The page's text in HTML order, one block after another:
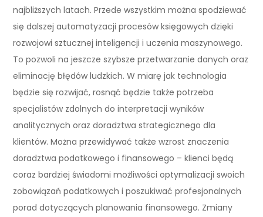
najbliższych latach. Przede wszystkim można spodziewać
się dalszej automatyzacji procesów księgowych dzięki
rozwojowi sztucznej inteligencji i uczenia maszynowego.
To pozwoli na jeszcze szybsze przetwarzanie danych oraz
eliminację błędów ludzkich. W miarę jak technologia
będzie się rozwijać, rosnąć będzie także potrzeba
specjalistów zdolnych do interpretacji wyników
analitycznych oraz doradztwa strategicznego dla
klientów. Można przewidywać także wzrost znaczenia
doradztwa podatkowego i finansowego – klienci będą
coraz bardziej świadomi możliwości optymalizacji swoich
zobowiązań podatkowych i poszukiwać profesjonalnych
porad dotyczących planowania finansowego. Zmiany